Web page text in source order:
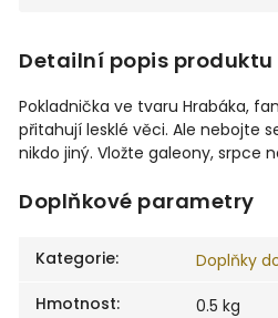
Detailní popis produktu
Pokladnička ve tvaru Hrabáka,
přitahují lesklé věci. Ale nebojte
nikdo jiný. Vložte galeony, srpce
Doplňkové parametry
Kategorie:
Doplňky
Hmotnost:
0.5 kg